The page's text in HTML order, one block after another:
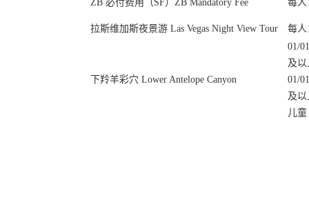
ZB 必付费用（SF）ZB Mandatory Fee 每人
拉斯维加斯夜景游 Las Vegas Night View Tour 每人
下羚羊彩穴 Lower Antelope Canyon
01/
及以
01/
及以
儿